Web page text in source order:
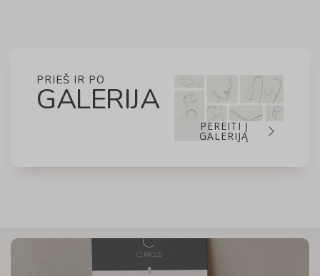
PRIEŠ IR PO
GALERIJA
PEREITI Į
GALERIJĄ